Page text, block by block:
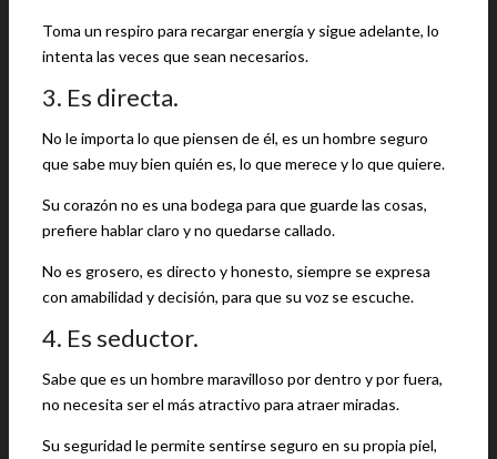
Toma un respiro para recargar energía y sigue adelante, lo
intenta las veces que sean necesarios.
3. Es directa.
No le importa lo que piensen de él, es un hombre seguro
que sabe muy bien quién es, lo que merece y lo que quiere.
Su corazón no es una bodega para que guarde las cosas,
prefiere hablar claro y no quedarse callado.
No es grosero, es directo y honesto, siempre se expresa
con amabilidad y decisión, para que su voz se escuche.
4. Es seductor.
Sabe que es un hombre maravilloso por dentro y por fuera,
no necesita ser el más atractivo para atraer miradas.
Su seguridad le permite sentirse seguro en su propia piel,